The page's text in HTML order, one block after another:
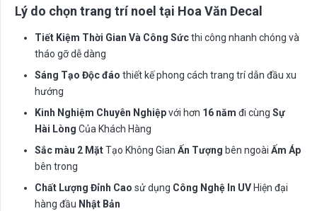
Lý do chọn trang trí noel tại Hoa Văn Decal
Tiết Kiệm Thời Gian Và Công Sứcthi công nhanh chóng và
tháo gỡ dễ dàng
Sáng Tạo Độc đáo thiết kế phong cách trang trí dẫn đầu xu
hướng
Kinh Nghiệm Chuyên Nghiệpvới hơn 16 năm đi cùng Sự
Hài Lòng Của Khách Hàng
Sắc màu 2 MặtTạo Không Gian Ấn Tượng bên ngoài Ấm Áp
bên trong
Chất Lượng Đỉnh Cao sử dụng Công Nghệ In UV Hiện đại
hàng đầu Nhật Bản